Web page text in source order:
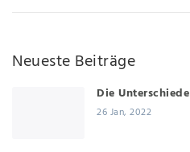
Neueste Beiträge
Die
26 Jan, 2022